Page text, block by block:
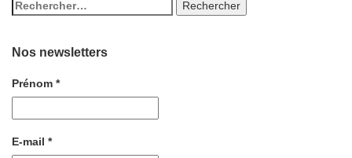
Nos newsletters
Prénom *
E-mail *